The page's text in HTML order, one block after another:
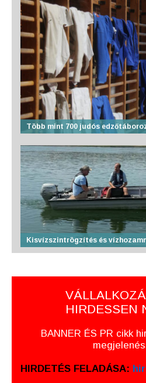
Több mint 700 judós
Kisvízszintrögzítés és
HIRDESSEN
BANNER ÉS PR cikk
HIRDETÉS FELADÁSA: